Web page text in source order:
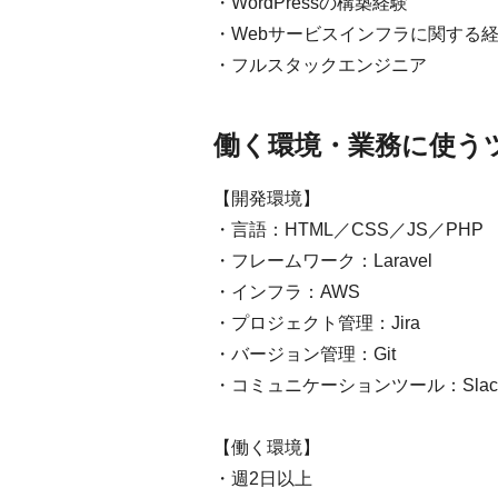
・Webサービスインフラに関する
・フルスタックエンジニア
働く環境・業務に使う
【開発環境】
・言語：HTML／CSS／JS／PHP
・フレームワーク：Laravel
・インフラ：AWS
・プロジェクト管理：Jira
・バージョン管理：Git
・コミュニケーションツール：
【働く環境】
・週2日以上